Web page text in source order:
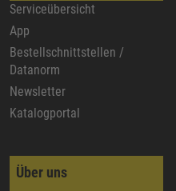
Serviceübersicht
App
Bestellschnittstellen /
Datanorm
Newsletter
Katalogportal
Über uns